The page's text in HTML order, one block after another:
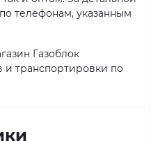
телефонам, указанным
Газоблок
и транспортировки по